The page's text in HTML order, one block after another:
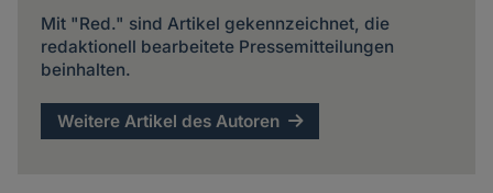
Mit "Red." sind Artikel gekennzeichnet, die
redaktionell bearbeitete Pressemitteilungen
beinhalten.
Weitere Artikel des Autoren